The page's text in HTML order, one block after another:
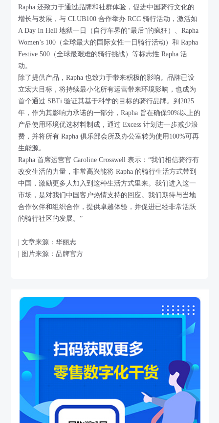
Rapha 还致力于通过品牌和社群体验，促进中国骑行文化的
增长与发展，与 CLUB100 合作举办 RCC 骑行活动，激活如
A Day In Hell 地狱一日（自行车界的“最后”的疯狂）、Rapha
Women’s 100（全球最大的国际女性一日骑行活动）和 Rapha
Festive 500（全球最艰难的骑行挑战）等标志性 Rapha 活
动。
除了提供产品，Rapha 也致力于带来积极的影响。品牌已设
立宏大目标，将持续最小化所有运营带来环境影响，也成为
首个通过 SBTi 验证其基于科学的目标的骑行品牌。到2025
年，作为其影响力承诺的一部分，Rapha 旨在确保90%以上的
产品使用环境优选材料制成，通过 Excess 计划进一步减少浪
费，并将所有 Rapha 俱乐部会所及办公室转为使用100%可再
生能源。
Rapha 首席运营官 Caroline Crosswell 表示：“我们相信骑行有
改变生活的力量，非常高兴能将 Rapha 的骑行生活方式带到
中国，激励更多人加入到这种生活方式里来。我们进入这一
市场，是对我们中国客户热情支持的回应。我们期待与当地
合作伙伴和组织合作，提供卓越体验，并促进已经非常活跃
的骑行社区的发展。”
| 文章来源：华丽志
| 图片来源：品牌官方